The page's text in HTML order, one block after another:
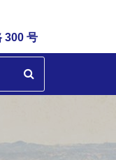
300 号